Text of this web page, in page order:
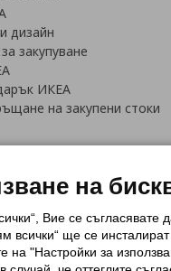
дизайн
закупуване
ИКЕА
на закупени стоки
за използване на
политика за личните данни
за защита на лични
на
Вие се съгласявате
всички“ ще се
на "Настройки за